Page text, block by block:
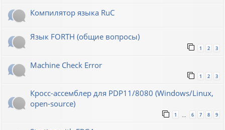
Компилятор языка RuC
Язык FORTH (общие вопросы)
1 2 3
Machine Check Error
1 2 3
Кросс-ассемблер для PDP11/8080 (Windows/Linux,
open-source)
1 6 7 8 9